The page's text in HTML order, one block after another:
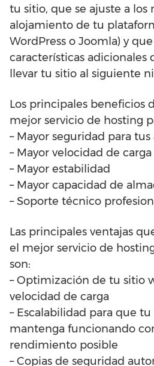
tu sitio, que se ajuste a los
alojamiento de tu
WordPress o Joomla) y
características adicionales
llevar tu sitio al siguiente
Los principales beneficios
mejor servicio de hosting
– Mayor seguridad para
– Mayor velocidad de
– Mayor estabilidad
– Mayor capacidad de
– Soporte técnico
Las principales ventajas
el mejor servicio de
son:
– Optimización de tu sitio
velocidad de carga
– Escalabilidad para que
mantenga funcionando
rendimiento posible
– Copias de seguridad